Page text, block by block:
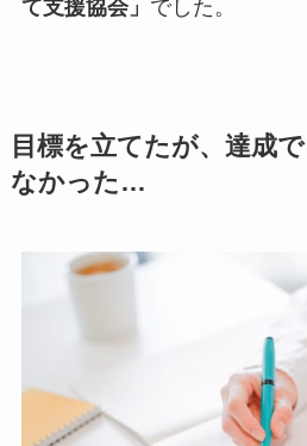
て支援協会」 でした。
目標を立てたが、達成
なかった…